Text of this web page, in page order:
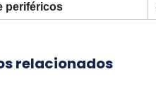
periféricos
relacionados